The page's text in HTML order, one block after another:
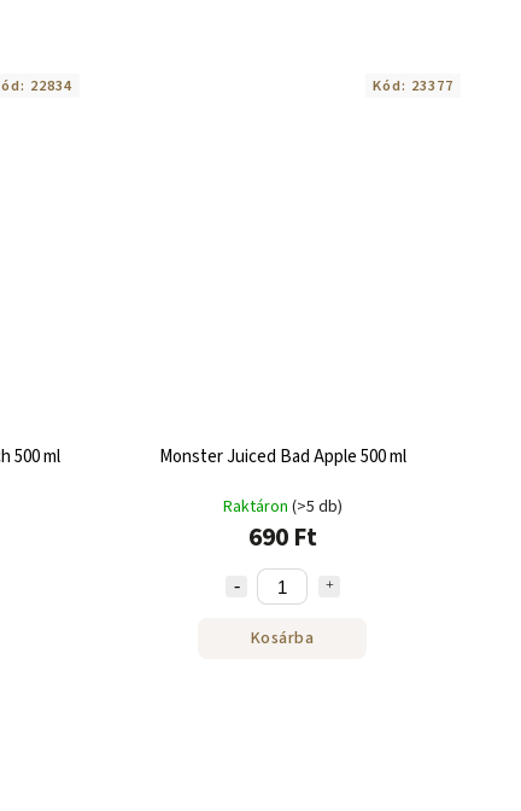
500 ml
22834
Monster Juiced Bad Apple 500 ml
Raktáron (>5 db)
690 Ft
Kosárba
Kód: 23377